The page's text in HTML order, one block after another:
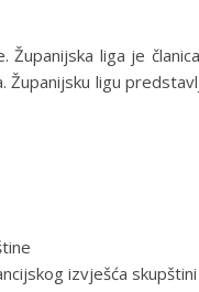
Županijska liga je
ligu
izvješća skupštini